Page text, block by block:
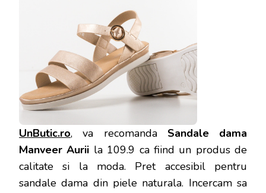
UnButic.ro, va recomanda Sandale dama
Manveer Aurii la 109.9 ca fiind un produs de
calitate si la moda. Pret accesibil pentru
sandale dama din piele naturala. Incercam sa